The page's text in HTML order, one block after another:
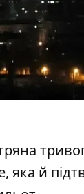
яка й